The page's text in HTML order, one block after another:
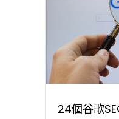
24個谷歌